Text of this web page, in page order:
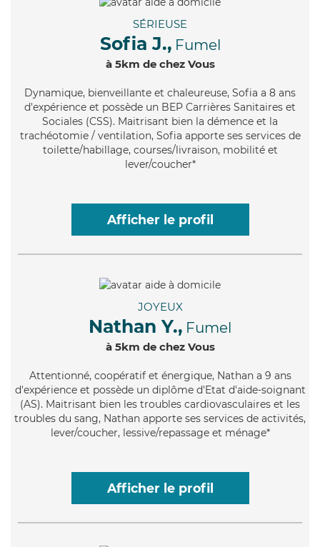
SÉRIEUSE
Sofia J., Fumel
à 5km de chez Vous
Dynamique, bienveillante et chaleureuse, Sofia a 8 ans
d'expérience et possède un BEP Carrières Sanitaires et
Sociales (CSS). Maitrisant bien la démence et la
trachéotomie / ventilation, Sofia apporte ses services de
toilette/habillage, courses/livraison, mobilité et
lever/coucher*
Afficher le profil
JOYEUX
Nathan Y., Fumel
à 5km de chez Vous
Attentionné, coopératif et énergique, Nathan a 9 ans
d'expérience et possède un diplôme d'Etat d'aide-soignant
(AS). Maitrisant bien les troubles cardiovasculaires et les
troubles du sang, Nathan apporte ses services de activités,
lever/coucher, lessive/repassage et ménage*
Afficher le profil